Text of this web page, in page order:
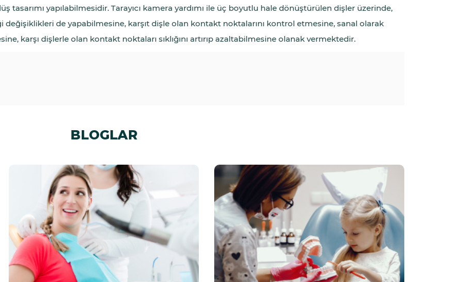
tasarımı yapılabilmesidir. Tarayıcı kamera yardımı ile üç boyutlu hale dönüştürülen dişler üzerinde,
değişiklikleri de yapabilmesine, karşıt dişle olan kontakt noktalarını kontrol etmesine, sanal olarak
karşı dişlerle olan kontakt noktaları sıklığını artırıp azaltabilmesine olanak vermektedir.
BLOGLAR